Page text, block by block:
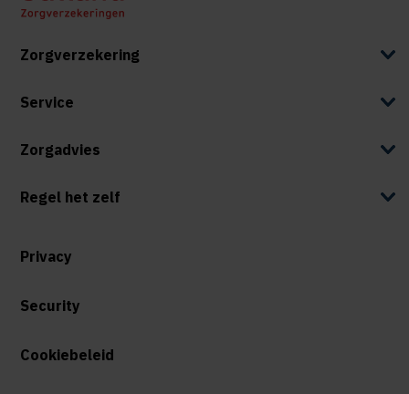
Zorgverzekering
Service
Zorgadvies
Regel het zelf
Privacy
Security
Cookiebeleid